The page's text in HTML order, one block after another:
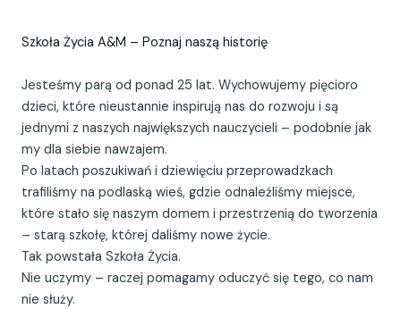
Szkoła Życia A&M – Poznaj naszą historię
Jesteśmy parą od ponad 25 lat. Wychowujemy pięcioro
dzieci, które nieustannie inspirują nas do rozwoju i są
jednymi z naszych największych nauczycieli – podobnie jak
my dla siebie nawzajem.
Po latach poszukiwań i dziewięciu przeprowadzkach
trafiliśmy na podlaską wieś, gdzie odnaleźliśmy miejsce,
które stało się naszym domem i przestrzenią do tworzenia
– starą szkołę, której daliśmy nowe życie.
Tak powstała Szkoła Życia.
Nie uczymy – raczej pomagamy oduczyć się tego, co nam
nie służy.